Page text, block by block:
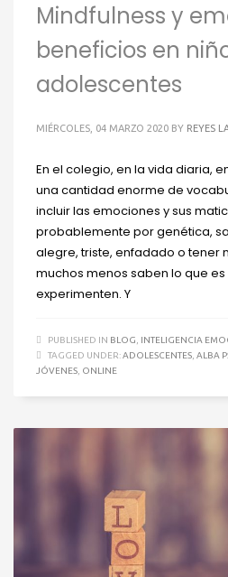
Mindfulness y
beneficios en
adolescentes
MIÉRCOLES, 04 MARZO 2020 BY REYES
En el colegio, en la vida diaria,
una cantidad enorme de
incluir las emociones y sus
probablemente por genética,
alegre, triste, enfadado o tener
muchos menos saben lo que
experimenten. Y
PUBLISHED IN BLOG, INTELIGENCIA
TAGGED UNDER:ADOLESCENTES, ALBA
JÓVENES, ONLINE